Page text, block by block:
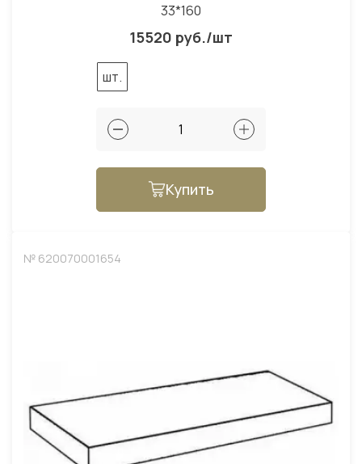
33*160
15520 руб./шт
шт.
Купить
№ 620070001654